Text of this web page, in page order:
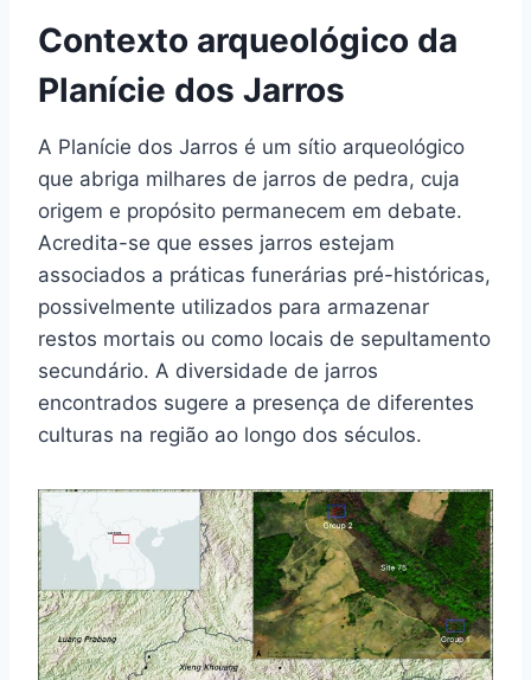
Contexto arqueológico da
Planície dos Jarros
A Planície dos Jarros é um sítio arqueológico
que abriga milhares de jarros de pedra, cuja
origem e propósito permanecem em debate.
Acredita-se que esses jarros estejam
associados a práticas funerárias pré-históricas,
possivelmente utilizados para armazenar
restos mortais ou como locais de sepultamento
secundário. A diversidade de jarros
encontrados sugere a presença de diferentes
culturas na região ao longo dos séculos.